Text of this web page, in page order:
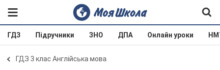
ГДЗ Підручники ЗНО ДПА Онлайн уроки
ГДЗ 3 клас Англійська мова